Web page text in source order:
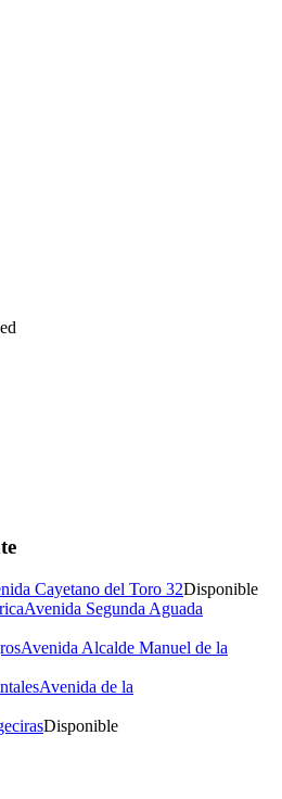
Cayetano del Toro 32Disponible
Avenida Segunda Aguada
Avenida Alcalde Manuel de la
Avenida de la
Disponible